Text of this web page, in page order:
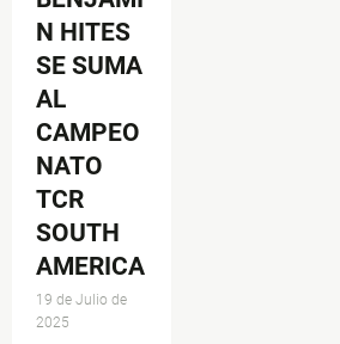
N HITES
SE SUMA
AL
CAMPEO
NATO
TCR
SOUTH
AMERICA
19 de Julio de
2025